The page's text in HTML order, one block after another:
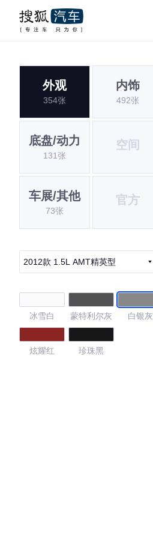
外观
354张
内饰
492张
底盘/动力
131张
空间
车展/其他
73张
官方
2012款 1.5L AMT精英型
冰雪白 蒙特利尔灰 白银灰
炫耀红 珍珠黑